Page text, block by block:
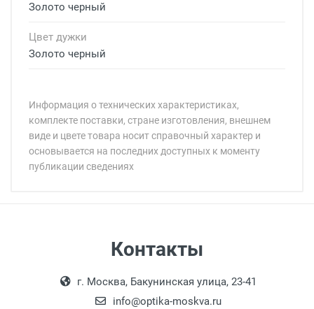
Золото черный
Цвет дужки
Золото черный
Информация о технических характеристиках,
комплекте поставки, стране изготовления, внешнем
виде и цвете товара носит справочный характер и
основывается на последних доступных к моменту
публикации сведениях
Общая ширина:
18:00, по субботам с 11:00 до 15:00, в
офисе по адресу: г. Москва,
Контакты
г. Москва, Бакунинская улица, 23-41
info@optika-moskva.ru